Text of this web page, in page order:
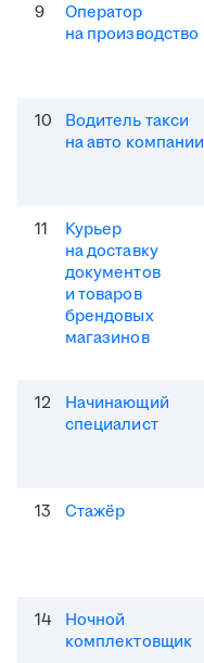
9
Оператор
на производство
10
Водитель такси
на авто компании
11
Курьер
на доставку
документов
и товаров
брендовых
магазинов
12
Начинающий
специалист
13 Стажёр
14
Ночной
комплектовщик